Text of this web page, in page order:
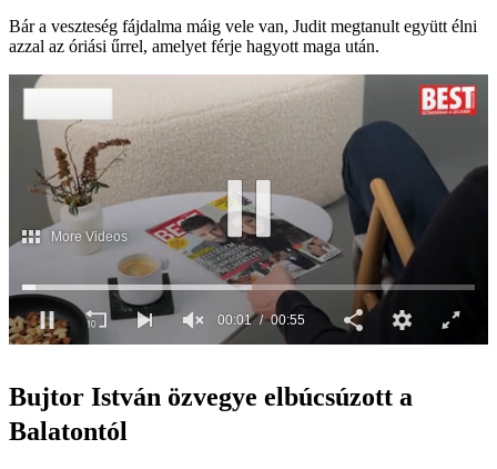
Bár a veszteség fájdalma máig vele van, Judit megtanult együtt élni
azzal az óriási űrrel, amelyet férje hagyott maga után.
of
55
seconds
00:02 00:55
More Videos
Bujtor István özvegye elbúcsúzott a
Balatontól